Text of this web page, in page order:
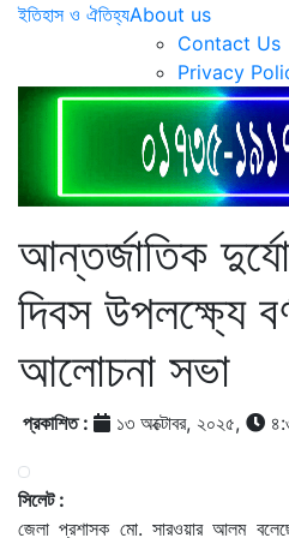
ইতিহাস ও ঐতিহ্যAbout us
Contact Us
Privacy
আন্তর্জাতিক
দিবস উপলক্ষ্যে
আলোচনা সভা
প্রকাশিত : ১৩ অক্টোবর, ২০২৫,
সিলেট :
জেলা প্রশাসক মো. সারওয়ার আলম